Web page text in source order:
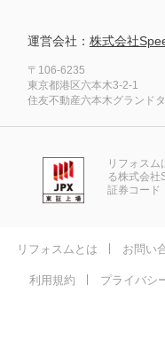
運営会社： 株式会社
〒106-6235
東京都港区六本木3-2-1
住友不動産六本木グランド
リフォス
る株式会社
証券コード
リフォスムとは お問い
利用規約 プライバシ